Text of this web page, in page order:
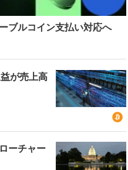
ブルコイン支払い対応へ
が売上高
ーチャー